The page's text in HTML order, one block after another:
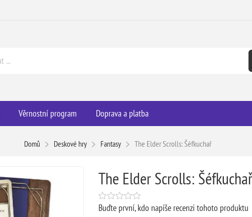
Věrnostní program Doprava a platba
Domů Deskové hry Fantasy The Elder Scrolls: Šéfkuchař
The Elder Scrolls: Šéfkuchař
Buďte první, kdo napíše recenzi tohoto produktu